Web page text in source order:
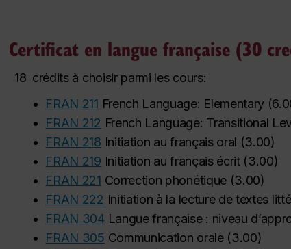
Certificat en langue française (30
18 crédits à choisir parmi les cours:
•
FRAN 211 French Language: Elementary (
•
FRAN 212 French Language: Transitional
•
FRAN 218 Initiation au français oral (3.00)
•
FRAN 219 Initiation au français écrit(3.00)
•
FRAN 221 Correction phonétique(3.00)
•
FRAN 222 Initiation à la lecture de textes
•
FRAN 304 Langue française : niveau
•
FRAN 305 Communication orale(3.00)